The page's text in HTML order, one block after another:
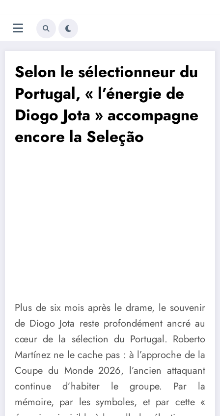
au
contenu
Trivela
L'actualité du football
Selon le sélectionneur du
Portugal, « l’énergie de
Diogo Jota » accompagne
encore la Seleção
Plus de six mois après le drame, le souvenir
de Diogo Jota reste profondément ancré au
cœur de la sélection du Portugal. Roberto
Martínez ne le cache pas : à l’approche de la
Coupe du Monde 2026, l’ancien attaquant
continue d’habiter le groupe. Par la
mémoire, par les symboles, et par cette «